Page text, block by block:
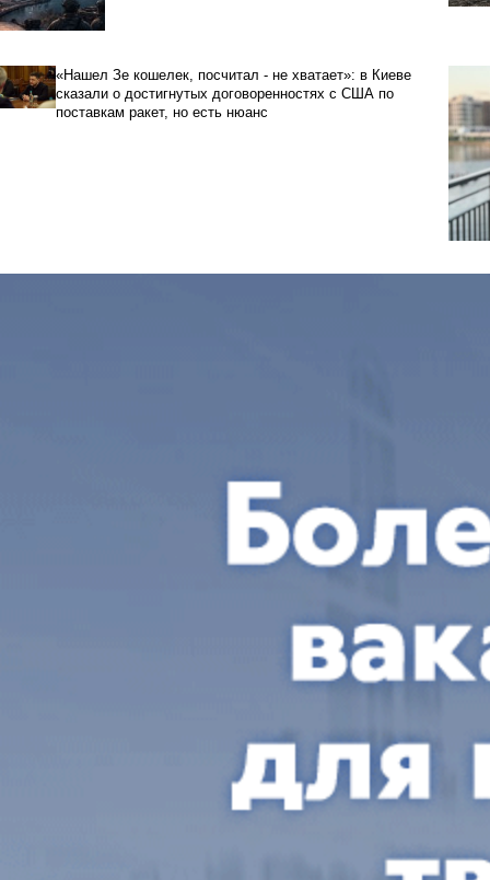
«Нашел Зе кошелек, посчитал - не хватает»: в Киеве
сказали о достигнутых договоренностях с США по
поставкам ракет, но есть нюанс